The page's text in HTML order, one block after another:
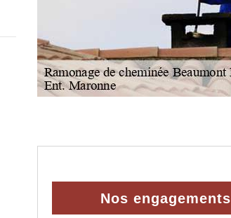
Nos engagements